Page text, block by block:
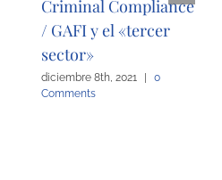
Criminal Compliance
/ GAFI y el «tercer
sector»
diciembre 8th, 2021 |
0
Comments